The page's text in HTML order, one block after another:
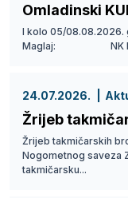
Omladinski
I kolo 05/08.08.2026.
Maglaj: NK
24.07.2026.
Žrijeb
Žrijeb takmičarskih
Nogometnog saveza
takmičarsku...